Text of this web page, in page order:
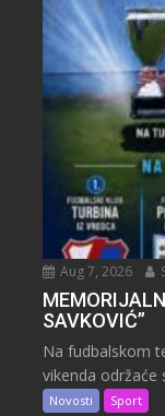
Aug 7, 2026
SAVKOVIĆ”
Na fudbalskom
vikenda održaće
Novosti Sport